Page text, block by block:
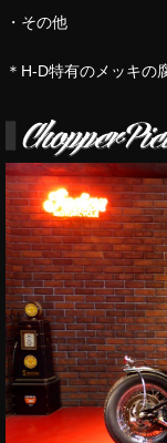
・その他
＊H-D特有のメッキの